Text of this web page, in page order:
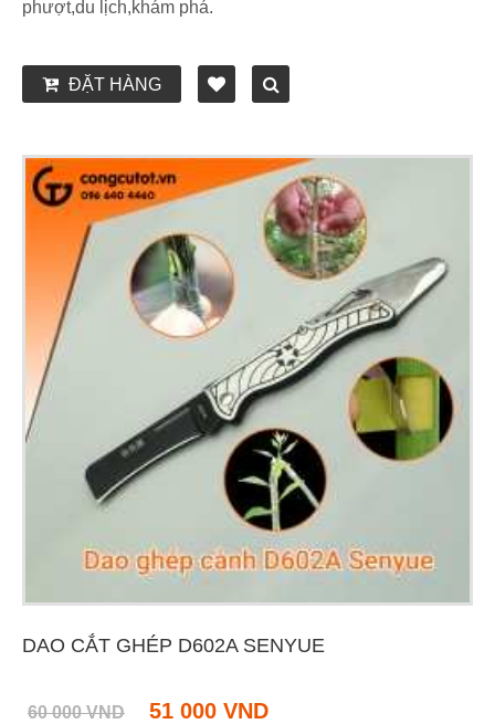
phượt,du lịch,khám phá.
ĐẶT HÀNG
DAO CẮT GHÉP D602A SENYUE
60 000 VND 51 000 VND